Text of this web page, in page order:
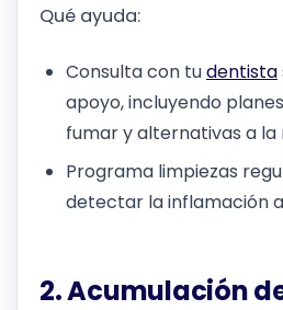
Qué ayuda:
Consulta con tudentista
apoyo, incluyendo
fumar y alternativas a la
Programa limpiezas
detectar la inflamación
2. Acumulación